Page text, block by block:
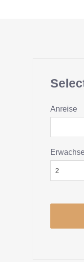
Anreise